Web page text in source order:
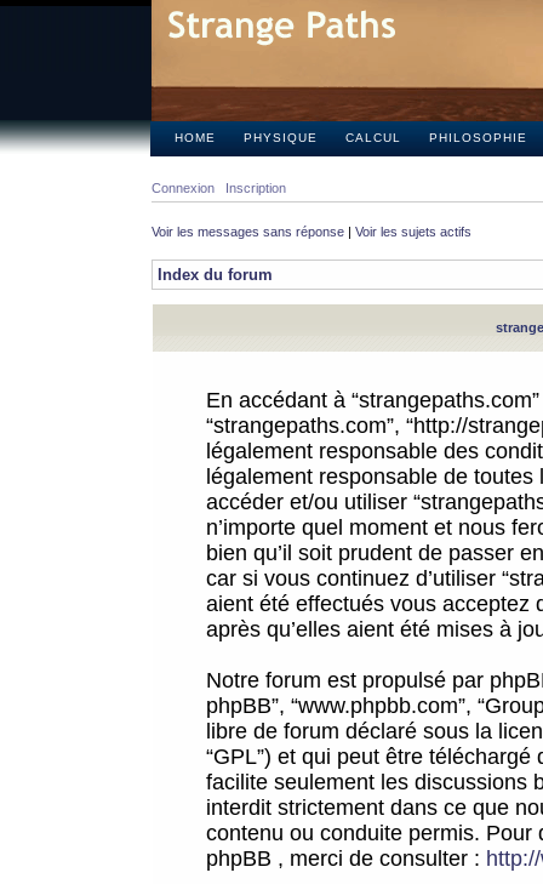
HOME PHYSIQUE CALCUL PHILOSOPHIE
Connexion Inscription
Voir les messages sans réponse | Voir les sujets actifs
Index du forum
En accédant à
“strangepaths.com”, “http://
légalement responsable des
légalement responsable de
accéder et/ou utiliser
n’importe quel moment et nous
bien qu’il soit prudent de passer
car si vous continuez d’utiliser
aient été effectués vous acceptez
après qu’elles aient été mises à
Notre forum est propulsé par
phpBB”, “www.phpbb.com”,
libre de forum déclaré sous la
“GPL”) et qui peut être téléchargé
facilite seulement les discussions
interdit strictement dans ce que
contenu ou conduite permis.
phpBB , merci de consulter :